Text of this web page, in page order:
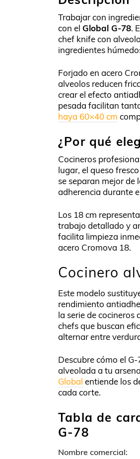
Trabajar con
con el Global G-78.
chef knife con
ingredientes
Forjado en acero
alveolos reducen
crear el efecto
pesada facilitan
haya 60×40 cm
¿Por qué
Cocineros
lugar, el queso
se separan mejor de
adherencia durante
Los 18 cm
trabajo detallado y
facilita limpieza
acero Cromova 18.
Cocinero
Este modelo
rendimiento
la serie de cocineros
chefs que buscan
alternar entre
Descubre cómo el
alveolada a tu
Global entiende los
cada corte.
Tabla de
G-78
Nombre comercial: